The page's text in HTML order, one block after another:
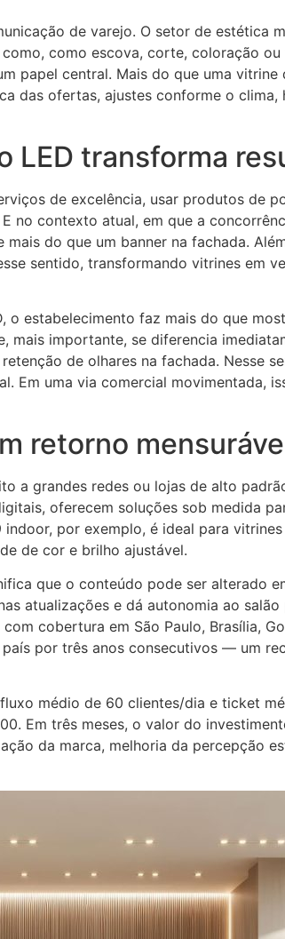
de varejo. O setor de estética
como escova, corte, coloração
papel central. Mais do que uma
das ofertas, ajustes conforme o
LED transforma
de excelência, usar produtos de
no contexto atual, em que a
do que um banner na fachada.
sentido, transformando vitrines em
estabelecimento faz mais do que
importante, se diferencia
de olhares na fachada. Nesse
Em uma via comercial movimentada,
retorno
grandes redes ou lojas de alto
oferecem soluções sob medida
por exemplo, é ideal para
de cor e brilho ajustável.
que o conteúdo pode ser alterado
atualizações e dá autonomia ao
cobertura em São Paulo, Brasília,
por três anos consecutivos — um
médio de 60 clientes/dia e ticket
Em três meses, o valor do
da marca, melhoria da percepção